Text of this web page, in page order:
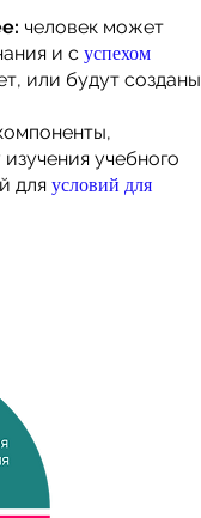
человек может
и с успехом
или будут созданы
учебного
для условий для